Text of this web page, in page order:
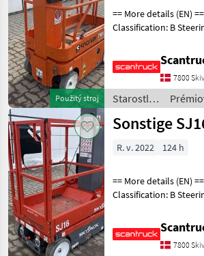
Použitý stroj
== More details (EN) ==
Classification: B
type: None marking
rear type: None
Battery (V): 24 Lifting
up
7800
Starostlivosť
o stromy /
Sonstige
Sonstige
R. v. 2022 124 h
== More details (EN) ==
Classification: B
type: None marking
rear type: None
Battery (V): 24 Lifting
7800